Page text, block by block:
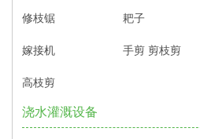
修枝锯 耙子
嫁接机 手剪 剪枝剪
高枝剪
浇水灌溉设备